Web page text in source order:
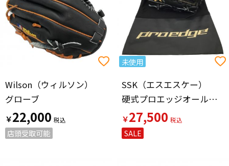
Wilson（ウィルソン）
グローブ
￥22,000
店頭受取可能
未使用
SSK（エスエスケー）
硬式プロエッジオールラウンド用グローブ
￥27,500
SALE